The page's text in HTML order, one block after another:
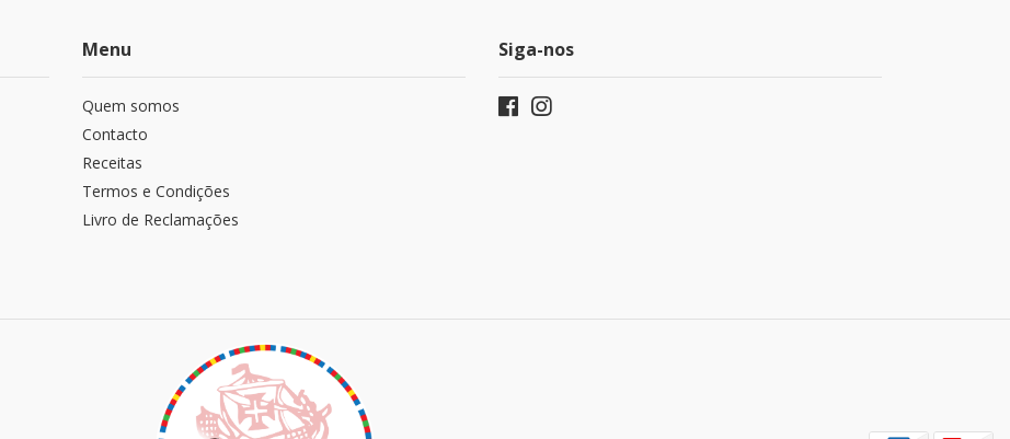
Menu
Quem somos
Contacto
Receitas
Termos e Condições
Livro de Reclamações
Siga-nos